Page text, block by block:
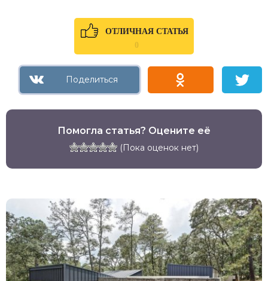
ОТЛИЧНАЯ СТАТЬЯ
0
Помогла статья? Оцените её
(Пока оценок нет)